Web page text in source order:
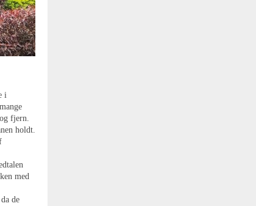
i
fjern.
holdt.
med
de